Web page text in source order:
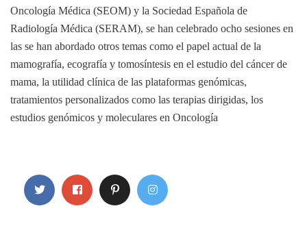
Oncología Médica (SEOM) y la Sociedad Española de
Radiología Médica (SERAM), se han celebrado ocho sesiones en
las se han abordado otros temas como el papel actual de la
mamografía, ecografía y tomosíntesis en el estudio del cáncer de
mama, la utilidad clínica de las plataformas genómicas,
tratamientos personalizados como las terapias dirigidas, los
estudios genómicos y moleculares en Oncología